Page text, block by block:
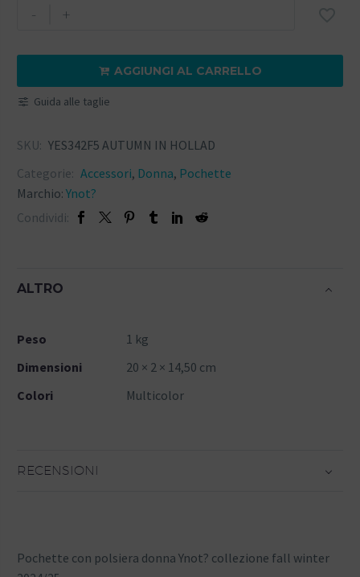
- +
 AGGIUNGI AL CARRELLO
Guida alle taglie
SKU: YES342F5 AUTUMN IN HOLLAD
Categorie: Accessori, Donna, Pochette
Marchio: Ynot?
Condividi:
ALTRO
Peso
1 kg
Dimensioni
20 × 2 × 14,50 cm
Colori
Multicolor
RECENSIONI
Pochette con polsiera donna Ynot? collezione fall winter